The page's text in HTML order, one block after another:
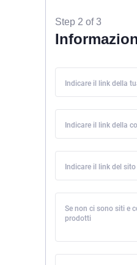
Step 2 of 3
Indicare il link della
Indicare il link della
Indicare il link del
Se non ci sono siti e
prodotti